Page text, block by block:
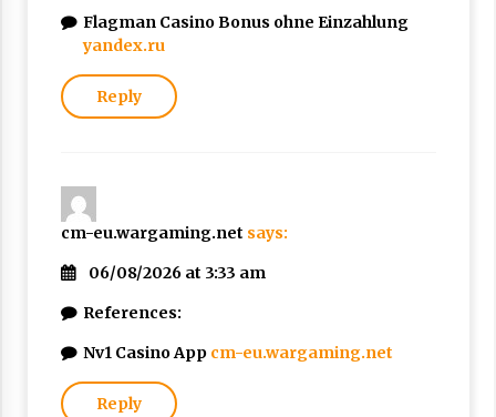
Flagman Casino Bonus ohne Einzahlung
yandex.ru
Reply
cm-eu.wargaming.net says:
06/08/2026 at 3:33 am
References:
Nv1 Casino App cm-eu.wargaming.net
Reply